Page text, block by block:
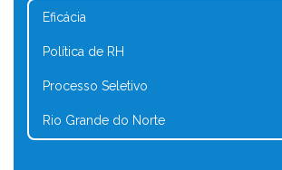
Eficácia
Política de RH
Processo Seletivo
Rio Grande do Norte